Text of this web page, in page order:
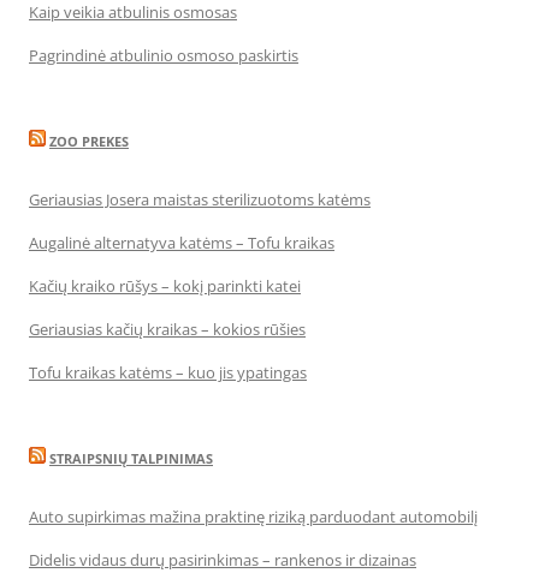
Kaip veikia atbulinis osmosas
Pagrindinė atbulinio osmoso paskirtis
ZOO PREKES
Geriausias Josera maistas sterilizuotoms katėms
Augalinė alternatyva katėms – Tofu kraikas
Kačių kraiko rūšys – kokį parinkti katei
Geriausias kačių kraikas – kokios rūšies
Tofu kraikas katėms – kuo jis ypatingas
STRAIPSNIŲ TALPINIMAS
Auto supirkimas mažina praktinę riziką parduodant automobilį
Didelis vidaus durų pasirinkimas – rankenos ir dizainas